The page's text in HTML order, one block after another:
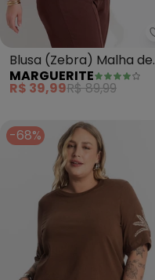
Blusa (Zebra) Malha de
Viscose
MARGUERITE
R$ 39,99R$ 89,99
-68%